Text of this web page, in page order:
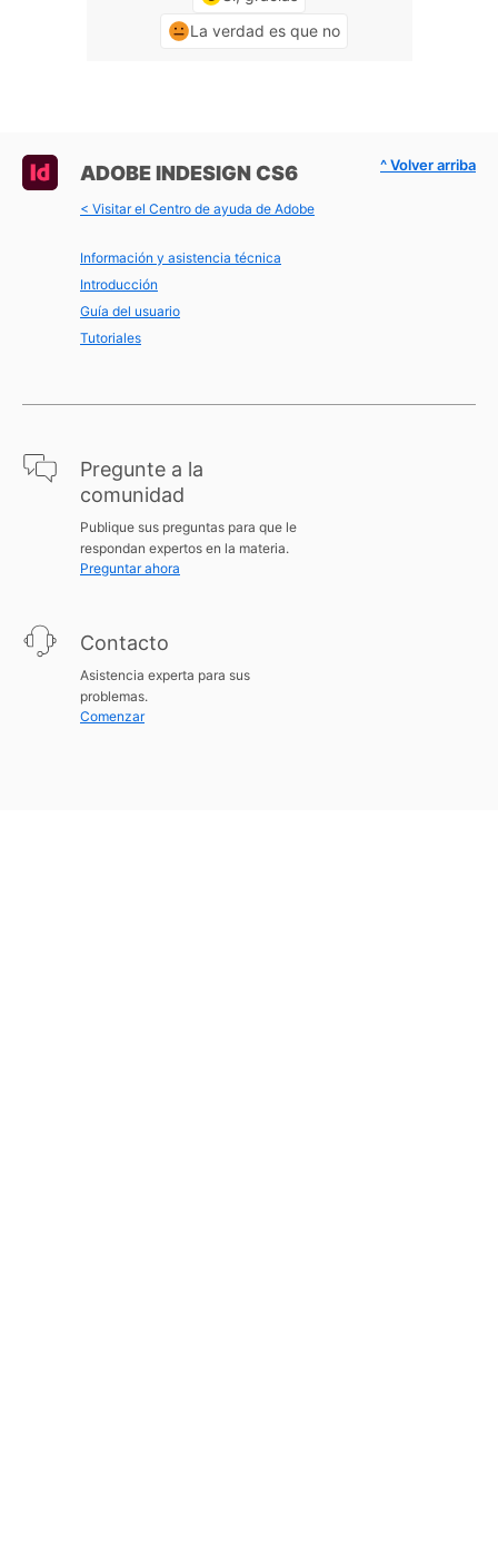
La verdad es que no
ADOBE INDESIGN CS6
< Visitar el Centro de ayuda de Adobe
Información y asistencia técnica
Introducción
Guía del usuario
Tutoriales
Pregunte a la
comunidad
Publique sus preguntas para que le
respondan expertos en la materia.
Preguntar ahora
Contacto
Asistencia experta para sus
problemas.
Comenzar
^ Volver arriba